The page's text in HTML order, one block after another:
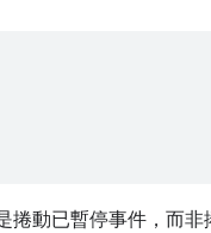
動已暫停事件，而非